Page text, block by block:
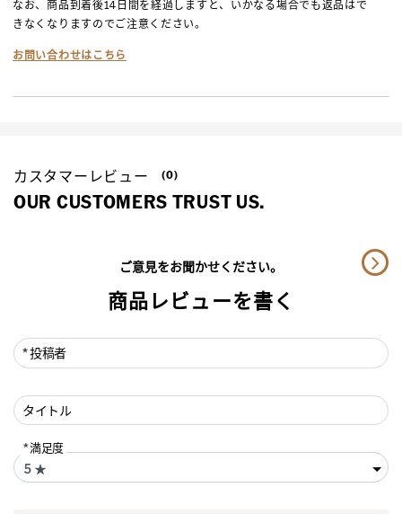
なお、商品到着後14日間を経過しますと、いかなる場合でも返品はで
きなくなりますのでご注意ください。
お問い合わせはこちら
カスタマーレビュー (0)
OUR CUSTOMERS TRUST US.
ご意見をお聞かせください。
商品レビューを書く
投稿者
タイトル
満足度